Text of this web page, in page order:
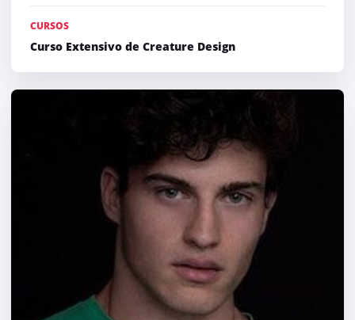
CURSOS
Curso Extensivo de Creature Design